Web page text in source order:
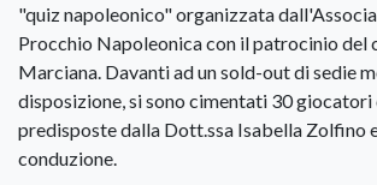
"quiz napoleonico" organizzata
Procchio Napoleonica con il patrocinio del
Marciana. Davanti ad un sold-out di sedie
disposizione, si sono cimentati 30 giocatori
predisposte dalla Dott.ssa Isabella Zolfino
conduzione.